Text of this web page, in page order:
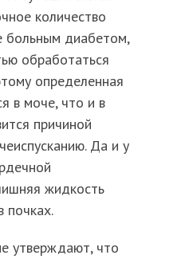
количество
больным диабетом,
обработаться
определенная
в моче, что и в
причиной
Да и у
жидкость
почках.
утверждают, что